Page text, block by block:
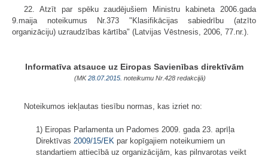
22. Atzīt par spēku zaudējušiem Ministru kabineta 2006.gada
9.maija noteikumus Nr.373 "Klasifikācijas sabiedrību (atzīto
organizāciju) uzraudzības kārtība" (Latvijas Vēstnesis, 2006, 77.nr.).
Informatīva atsauce uz Eiropas Savienības direktīvām
(MK28.07.2015. noteikumu Nr.428 redakcijā)
Noteikumos iekļautas tiesību normas, kas izriet no:
1) Eiropas Parlamenta un Padomes 2009. gada 23. aprīļa
Direktīvas 2009/15/EK par kopīgajiem noteikumiem un
standartiem attiecībā uz organizācijām, kas pilnvarotas veikt